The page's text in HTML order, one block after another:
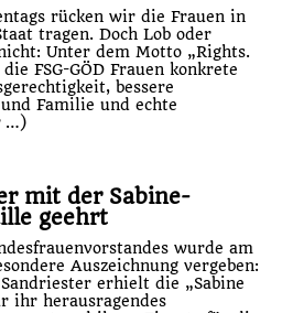
rücken wir die Frauen in
tragen. Doch Lob oder
Unter dem Motto „Rights.
FSG-GÖD Frauen konkrete
bessere
Familie und echte
…)
mit der Sabine-
geehrt
wurde am
Auszeichnung vergeben:
erhielt die „Sabine
ihr herausragendes